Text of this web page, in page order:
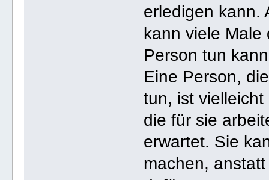
erledigen kann.
kann viele Male
Person tun
Eine Person,
tun, ist
die für sie
erwartet. Sie
machen,